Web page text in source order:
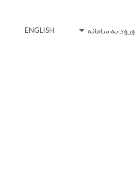
ورود به سامانه ENGLISH